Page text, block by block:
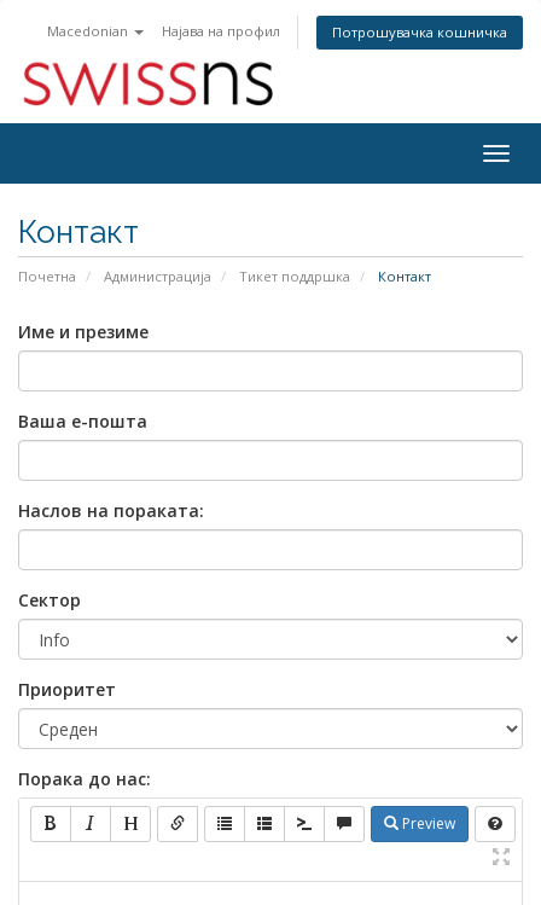
Macedonian Најава на профил Потрошувачка кошничка
Контакт
Почетна Администрација Тикет поддршка Контакт
Име и презиме
Ваша е-пошта
Наслов на пораката:
Сектор
Приоритет
Порака до нас:
Preview